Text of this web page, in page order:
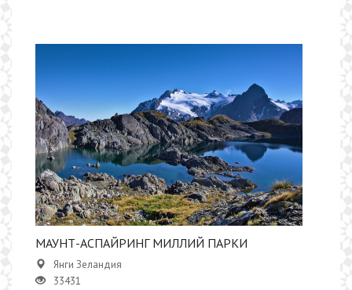
МАУНТ-АСПАЙРИНГ МИЛЛИЙ ПАРКИ
Янги Зеландия
33431